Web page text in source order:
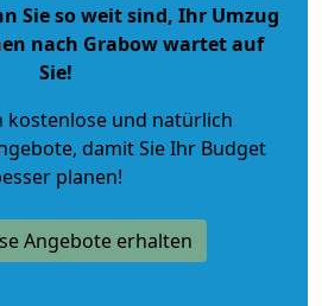
Sie so weit sind, Ihr Umzug
nach Grabow wartet auf
Sie!
kostenlose und natürlich
, damit Sie Ihr Budget
planen!
Angebote erhalten